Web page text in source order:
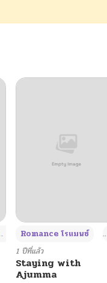
+4
Romance โรแมนซ์
1 ปีที่แล้ว
Staying with
Ajumma